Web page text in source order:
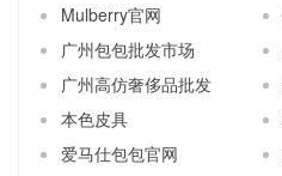
Mulberry官网
广州包包批发市场
广州高仿奢侈品批发
本色皮具
爱马仕包包官网